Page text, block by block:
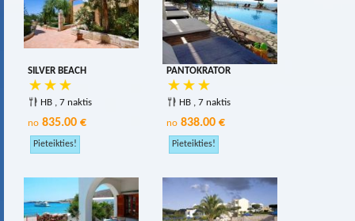
SILVER BEACH
HB , 7 naktis
no 835.00 €
PANTOKRATOR
HB , 7 naktis
no 838.00 €